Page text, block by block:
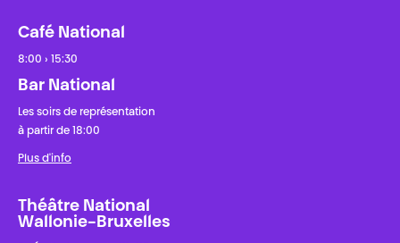
Café National
8:00 › 15:30
Bar National
Les soirs de représentation
à partir de 18:00
Plus d'info
Théâtre National
Wallonie-Bruxelles